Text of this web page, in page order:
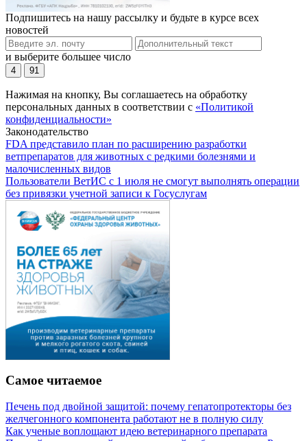
Подпишитесь на нашу рассылку и будьте в курсе всех
новостей
и выберите большее число
4 91
Нажимая на кнопку, Вы соглашаетесь на обработку
персональных данных в соответствии с «Политикой
конфиденциальности»
Законодательство
FDA представило план по расширению разработки
ветпрепаратов для животных с редкими болезнями и
малочисленных видов
Пользователи ВетИС с 1 июля не смогут выполнять операции
без привязки учетной записи к Госуслугам
Самое читаемое
Печень под двойной защитой: почему гепатопротекторы без
желчегонного компонента работают не в полную силу
Как ученые воплощают идею ветеринарного препарата